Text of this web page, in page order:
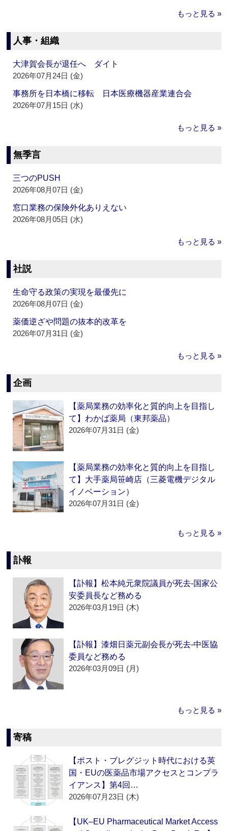
もっと見る »
人事・組織
大津賀会長が退任へ ダイト
2026年07月24日 (金)
事務所を日本橋に移転 日本医療機器産業連合会
2026年07月15日 (水)
もっと見る »
無季言
三つのPUSH
2026年08月07日 (金)
窓口業務の保険外化ありえない
2026年08月05日 (水)
もっと見る »
社説
生命守る政策の実現を最優先に
2026年08月07日 (金)
薬価逆ざや問題の抜本的改革を
2026年07月31日 (金)
もっと見る »
企画
【薬局業務の効率化と質的向上を目指し
て】わかば薬局（東邦薬品）
2026年07月31日 (金)
【薬局業務の効率化と質的向上を目指し
て】大手薬局笹崎店（三菱電機デジタル
イノベーション）
2026年07月31日 (金)
もっと見る »
訃報
【訃報】松本純元衆院議員が死去‐国家公
安委員長など務める
2026年03月19日 (木)
【訃報】漆畑日薬元副会長が死去‐中医協
委員など務める
2026年03月09日 (月)
もっと見る »
寄稿
【ポスト・ブレグジット時代における英
国・EUの医薬品市場アクセスとコンプラ
イアンス】第4回…
2026年07月23日 (木)
【UK–EU Pharmaceutical Market Access